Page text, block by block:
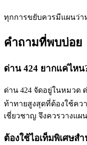
ทุกการขยับควรมีแผนว่า
คำถามที่พบบ่อย
ด่าน 424 ยากแค่ไหน
ด่าน 424 จัดอยู่ในหมวด ด่
ท้าทายสูงสุดที่ต้องใช้คว
เชี่ยวชาญ จึงควรวางแผ
ต้องใช้ไอเท็มพิเศษส